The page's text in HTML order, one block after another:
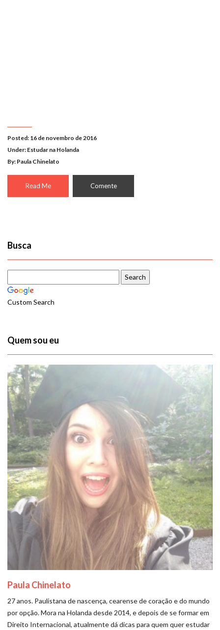
Posted: 16 de novembro de 2016
Under: Estudar na Holanda
By: Paula Chinelato
Read Me Comente
Busca
Custom Search
Quem sou eu
Paula Chinelato
27 anos. Paulistana de nascença, cearense de coração e do mundo
por opção. Mora na Holanda desde 2014, e depois de se formar em
Direito Internacional, atualmente dá dicas para quem quer estudar